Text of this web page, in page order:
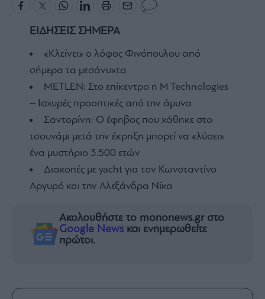
ΕΙΔΗΣΕΙΣ ΣΗΜΕΡΑ
«Κλείνει» ο λόφος Φινόπουλου από
σήμερα τα μεσάνυχτα
METLEN: Στο επίκεντρο η M Technologies
– Ισχυρές προοπτικές από την άμυνα
Σαντορίνη: Ο έφηβος που χάθηκε στο
τσουνάμι μετά την έκρηξη μπορεί να «λύσει»
ένα μυστήριο 3.500 ετών
Διακοπές με yacht για τον Κωνσταντίνο
Αργυρό και την Αλεξάνδρα Νίκα
Ακολουθήστε το mononews.gr στο
Google News και ενημερωθείτε
πρώτοι.